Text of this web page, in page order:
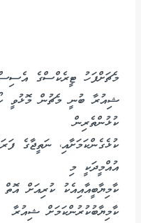
މެޗަށްފަހު ޓީރެކްސްގެ
ޝިއުރާ ބުނީ މެޗުން މޮޅުވީ
ކުޅުންތެރިން
ކުޅެގެންކަމަށާއި، ނަތީޖާގެ
އުއްމީދަކީ މި
ކާމިޔާބީއާއިއެކު ކުރިއަށް
ކާމިޔާބުކުރުންކަމަށް ޝިއުރާ